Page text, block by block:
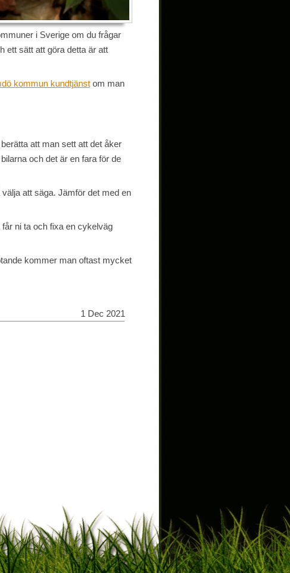
i Sverige om du frågar
ett sätt att göra detta är att
kommun kundtjänstom man
att man sett att det åker
och det är en fara för de
att säga. Jämför det med en
ni ta och fixa en cykelväg
kommer man oftast mycket
1 Dec 2021